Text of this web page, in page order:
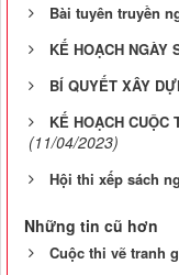
Bài tuyên truyền
KẾ HOẠCH NGÀY
BÍ QUYẾT XÂY
KẾ HOẠCH
(11/04/2023)
Hội thi xếp sách
Những tin cũ hơn
Cuộc thi vẽ tranh